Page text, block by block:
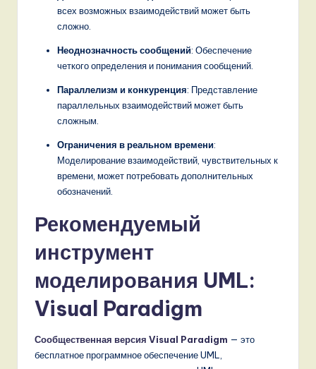
всех возможных взаимодействий может быть
сложно.
Неоднозначность сообщений: Обеспечение
четкого определения и понимания сообщений.
Параллелизм и конкуренция: Представление
параллельных взаимодействий может быть
сложным.
Ограничения в реальном времени:
Моделирование взаимодействий, чувствительных к
времени, может потребовать дополнительных
обозначений.
Рекомендуемый
инструмент
моделирования UML:
Visual Paradigm
Сообщественная версия Visual Paradigm — это
бесплатное программное обеспечение UML,